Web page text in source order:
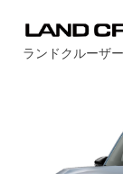
ランドクルーザ